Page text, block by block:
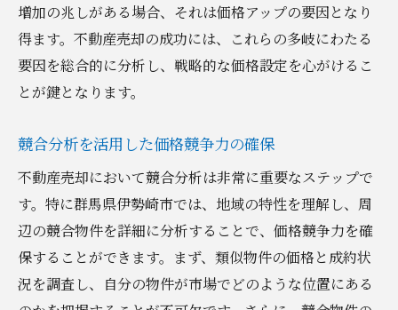
増加の兆しがある場合、それは価格アップの要因となり
得ます。不動産売却の成功には、これらの多岐にわたる
要因を総合的に分析し、戦略的な価格設定を心がけるこ
とが鍵となります。
競合分析を活用した価格競争力の確保
不動産売却において競合分析は非常に重要なステップで
す。特に群馬県伊勢崎市では、地域の特性を理解し、周
辺の競合物件を詳細に分析することで、価格競争力を確
保することができます。まず、類似物件の価格と成約状
況を調査し、自分の物件が市場でどのような位置にある